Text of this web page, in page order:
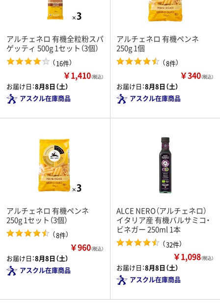
アルチェネロ 有機全粒粉スパ
ゲッティ 500g 1セット（3個）
（16件）
￥1,410（税込）
お届け日：8月8日（土）
アスクル在庫商品
アルチェネロ 有機ペンネ
250g 1個
（8件）
￥340（税込）
お届け日：8月8日（土）
アスクル在庫商品
アルチェネロ 有機ペンネ
250g 1セット（3個）
（8件）
￥960（税込）
お届け日：8月8日（土）
アスクル在庫商品
ALCE NERO（アルチェネロ）
イタリア産 有機バルサミコ・
ビネガー 250ml 1本
（32件）
￥1,098（税込）
お届け日：8月8日（土）
アスクル在庫商品